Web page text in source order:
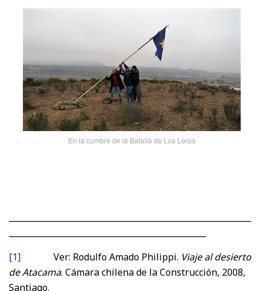
En la cumbre de la Batalla de Los Loros
[1] Ver: Rodulfo Amado Philippi. Viaje al desierto
de Atacama. Cámara chilena de la Construcción, 2008,
Santiago.